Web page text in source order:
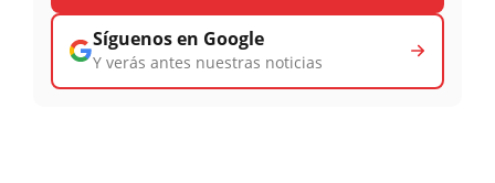
Síguenos en Google
Y verás antes nuestras noticias